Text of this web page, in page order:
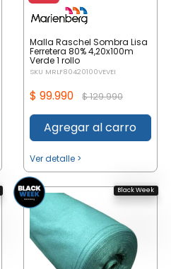
Malla Raschel Sombra Lisa
Ferretera 80% 4,20x100m
Verde 1 rollo
SKU MRLF80420100VEVEI
$ 99.990 $ 129.990
Agregar al carro
Ver detalle >
Black Week